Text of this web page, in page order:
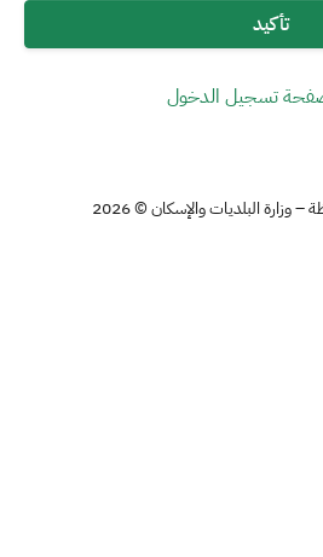
تأكيد
تسجيل الدخول
البلديات والإسكان © 2026